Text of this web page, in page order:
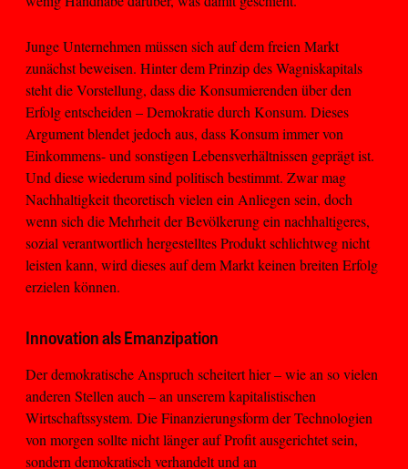
Junge Unternehmen müssen sich auf dem freien Markt
zunächst beweisen. Hinter dem Prinzip des Wagniskapitals
steht die Vorstellung, dass die Konsumierenden über den
Erfolg entscheiden – Demokratie durch Konsum. Dieses
Argument blendet jedoch aus, dass Konsum immer von
Einkommens- und sonstigen Lebensverhältnissen geprägt ist.
Und diese wiederum sind politisch bestimmt. Zwar mag
Nachhaltigkeit theoretisch vielen ein Anliegen sein, doch
wenn sich die Mehrheit der Bevölkerung ein nachhaltigeres,
sozial verantwortlich hergestelltes Produkt schlichtweg nicht
leisten kann, wird dieses auf dem Markt keinen breiten Erfolg
erzielen können.
Innovation als Emanzipation
Der demokratische Anspruch scheitert hier – wie an so vielen
anderen Stellen auch – an unserem kapitalistischen
Wirtschaftssystem. Die Finanzierungsform der Technologien
von morgen sollte nicht länger auf Profit ausgerichtet sein,
sondern demokratisch verhandelt und an